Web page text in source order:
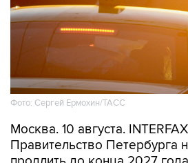
Фото: Сергей Ермохин/ТАСС
Москва. 10 августа.
Правительство Петербурга